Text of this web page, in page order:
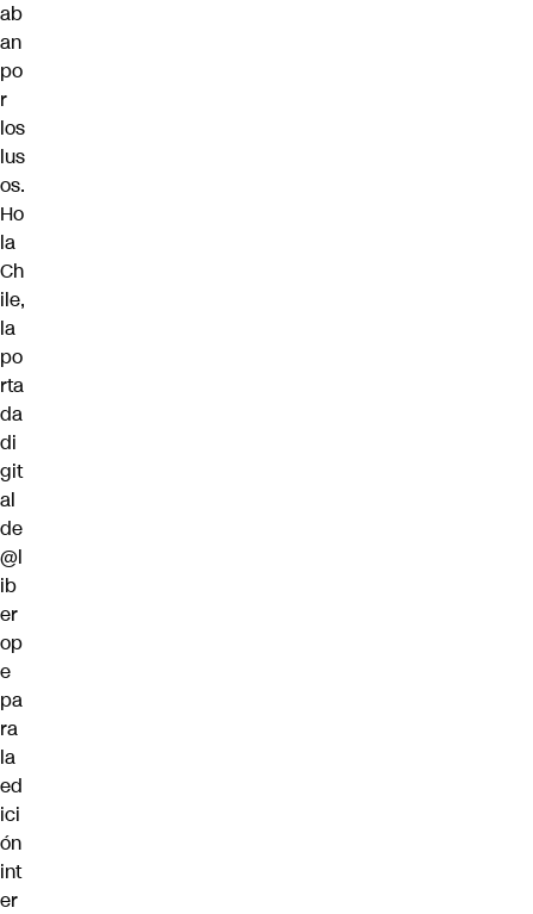
ab
an
po
r
los
lus
os.
Ho
la
Ch
ile,
la
po
rta
da
di
git
al
de
@l
ib
er
op
e
pa
ra
la
ed
ici
ón
int
er